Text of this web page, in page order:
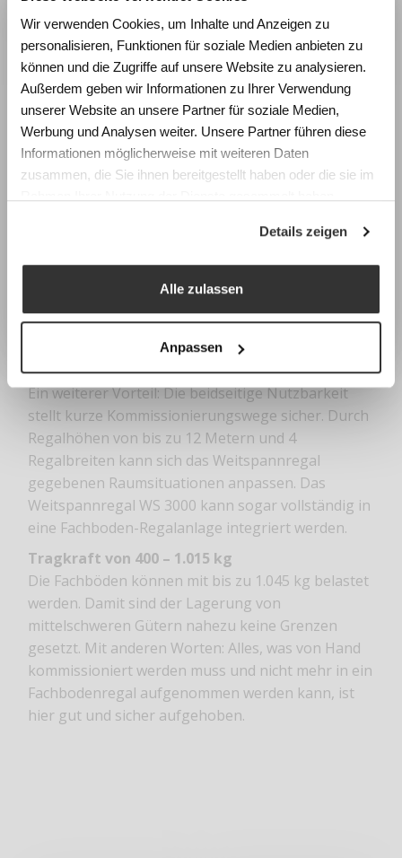
Wir verwenden Cookies, um Inhalte und Anzeigen zu
personalisieren, Funktionen für soziale Medien anbieten zu
können und die Zugriffe auf unsere Website zu analysieren.
Außerdem geben wir Informationen zu Ihrer Verwendung
unserer Website an unsere Partner für soziale Medien,
Werbung und Analysen weiter. Unsere Partner führen diese
Informationen möglicherweise mit weiteren Daten
zusammen, die Sie ihnen bereitgestellt haben oder die sie im
Details zeigen
Alle zulassen
Anpassen
FÜR SPERRIGE GÜTER
Weitspannregale
und einfache Montage aus. Aufgrund des
sich ändernden Lagerportfolios anpassen. Ein
umfangreiches Zubehörprogramm bietet
zusätzliche Möglichkeiten der Individualisierung.
Ein weiterer Vorteil: Die beidseitige Nutzbarkeit
stellt kurze Kommissionierungswege sicher. Durch
Regalhöhen von bis zu 12 Metern und 4
Regalbreiten kann sich das Weitspannregal
gegebenen Raumsituationen anpassen. Das
Weitspannregal WS 3000 kann sogar vollständig in
eine Fachboden-Regalanlage integriert werden.
Tragkraft von 400 – 1.015 kg
Die Fachböden können mit bis zu 1.045 kg belastet
werden. Damit sind der Lagerung von
mittelschweren Gütern nahezu keine Grenzen
gesetzt. Mit anderen Worten: Alles, was von Hand
kommissioniert werden muss und nicht mehr in ein
Fachbodenregal aufgenommen werden kann, ist
hier gut und sicher aufgehoben.
Wie beeinflussen Räume
Lernen und Wohlbefinden?
Erleben Sie die Wirkung von
Raumgestaltung anhand realistischer
Simulationen und gewinnen Sie konkrete
Impulse für die Planung zukunftsfähiger
Lernräume.
Fachtagung Labor Schulraum
Mittwoch, 9. September 2026
Programm & Anmeldung
Earlybird-Preis bis 15. Juli 2026